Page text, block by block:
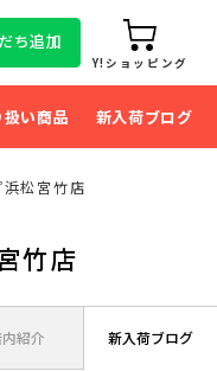
ち追加
Y!ショッピング
い商品 新入荷ブログ
松宮竹店
竹店
紹介 新入荷ブログ